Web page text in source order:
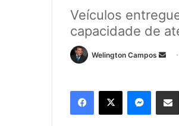
Veículos
capacidade de
Welington Campos
d